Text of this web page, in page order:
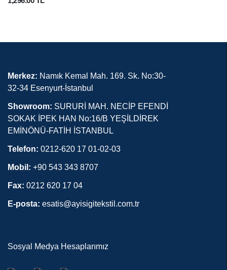
Merkez: Namık Kemal Mah. 169. Sk. No:30-
32-34 Esenyurt-İstanbul
Showroom: SURURİ MAH. NECİP EFENDİ
SOKAK İPEK HAN No:16/B YEŞİLDİREK
EMİNÖNÜ-FATİH İSTANBUL
Telefon: 0212-620 17 01-02-03
Mobil: +90 543 343 8707
Fax: 0212 620 17 04
E-posta: esatis@ayisigitekstil.com.tr
Sosyal Medya Hesaplarımız